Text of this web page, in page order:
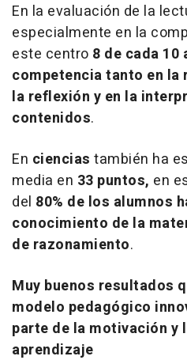
En la evaluación de la
especialmente en la
este centro 8 de cada
competencia tanto en la
la reflexión y en la
contenidos.
En ciencias también ha
media en 33 puntos, en
del 80% de los alumnos
conocimiento de la
de razonamiento.
Muy buenos resultados
modelo pedagógico
parte de la motivación y
aprendizaje